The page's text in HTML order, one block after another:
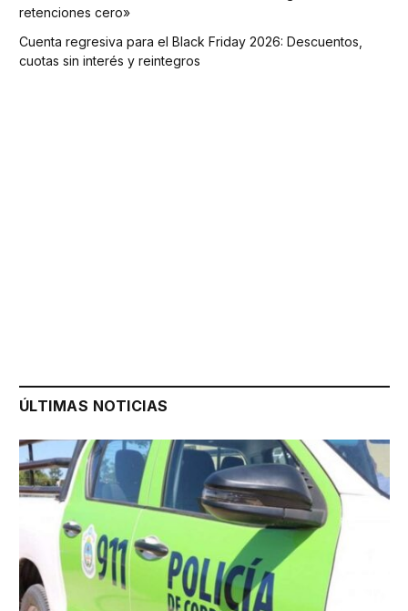
retenciones cero»
Cuenta regresiva para el Black Friday 2026: Descuentos,
cuotas sin interés y reintegros
ÚLTIMAS NOTICIAS